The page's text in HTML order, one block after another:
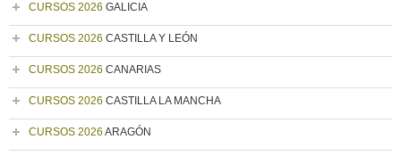
CURSOS 2026 GALICIA
CURSOS 2026 CASTILLA Y LEÓN
CURSOS 2026 CANARIAS
CURSOS 2026 CASTILLA LA MANCHA
CURSOS 2026 ARAGÓN